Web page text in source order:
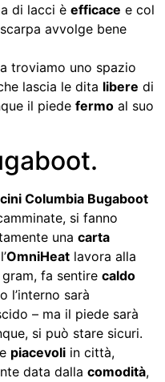
di lacci è efficace e col
avvolge bene
troviamo uno spazio
lascia le dita libere di
il piede fermo al suo
Columbia Bugaboot
si fanno
una carta
OmniHeat lavora alla
fa sentire caldo
l’interno sarà
– ma il piede sarà
si può stare sicuri.
piacevoli in città,
data dalla comodità,